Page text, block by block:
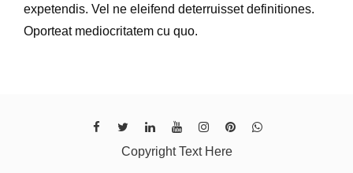
expetendis. Vel ne eleifend deterruisset definitiones.
Oporteat mediocritatem cu quo.
Copyright Text Here